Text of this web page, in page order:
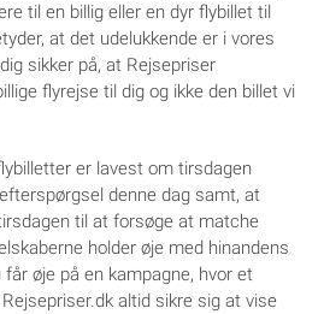
til en billig eller en dyr flybillet til
at det udelukkende er i vores
sikker på, at Rejsepriser
flyrejse til dig og ikke den billet vi
er lavest om tirsdagen
denne dag samt, at
til at forsøge at matche
holder øje med hinandens
øje på en kampagne, hvor et
altid sikre sig at vise